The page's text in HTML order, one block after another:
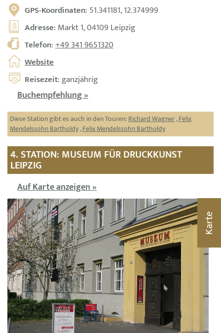
GPS-Koordinaten: 51.341181, 12.374999
Adresse: Markt 1, 04109 Leipzig
Telefon:+49 341 9651320
Website
Reisezeit: ganzjährig
Buchempfehlung »
Diese Station gibt es auch in den Touren:Richard Wagner,Felix
Mendelssohn Bartholdy,Felix Mendelssohn Bartholdy
4. STATION: MUSEUM FÜR DRUCKKUNST
LEIPZIG
Auf Karte anzeigen »
Karte